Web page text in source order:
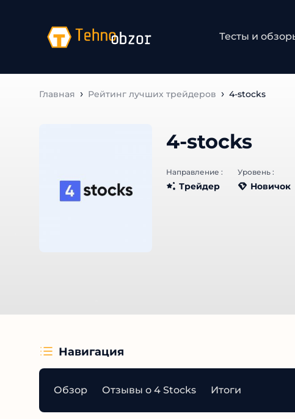
Тесты и обзоры
Главная Рейтинг лучших трейдеров 4-stocks
4-stocks
Направление :
Трейдер
Уровень :
Новичок
Навигация
Обзор Отзывы о 4 Stocks Итоги